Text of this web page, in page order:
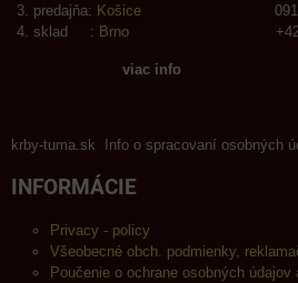
predajňa: Košice 0915
sklad : Brno +420 739
viac info
krby-tuma.sk Info o spracovaní osobných
INFORMÁCIE
Privacy - policy
Všeobecné obch. podmienky,
Poučenie o ochrane osobných údajov